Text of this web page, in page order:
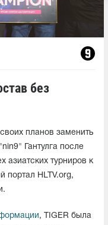
без
планов заменить
Гантулга после
азиатских турниров к
портал HLTV.org,
, TIGER была